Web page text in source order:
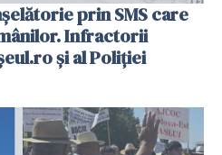
prin SMS care
Infractorii
și al Poliției